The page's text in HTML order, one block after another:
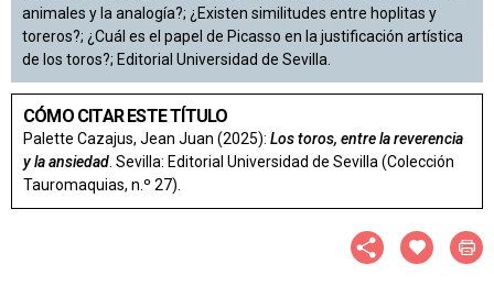
animales y la analogía?; ¿Existen similitudes entre hoplitas y
toreros?; ¿Cuál es el papel de Picasso en la justificación artística
de los toros?; Editorial Universidad de Sevilla.
CÓMO CITAR ESTE TÍTULO
Palette Cazajus, Jean Juan (2025): Los toros, entre la reverencia
y la ansiedad . Sevilla: Editorial Universidad de Sevilla (Colección
Tauromaquias, n.º 27).